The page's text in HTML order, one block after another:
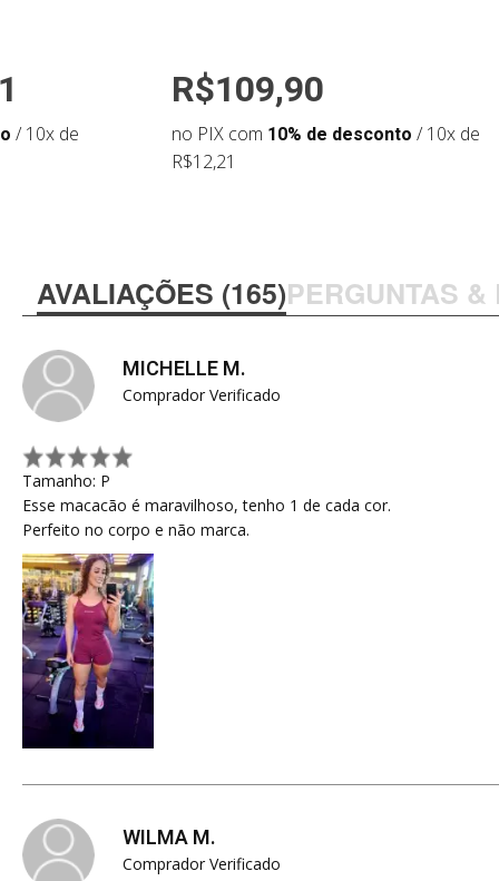
/ 10x de
R$109,90
no PIX com 10% de desconto / 10x de
R$12,21
AVALIAÇÕES (165)PERGUNTAS &
MICHELLE M.
Comprador Verificado
Tamanho: P
Esse macacão é maravilhoso, tenho 1 de cada cor.
Perfeito no corpo e não marca.
WILMA M.
Comprador Verificado